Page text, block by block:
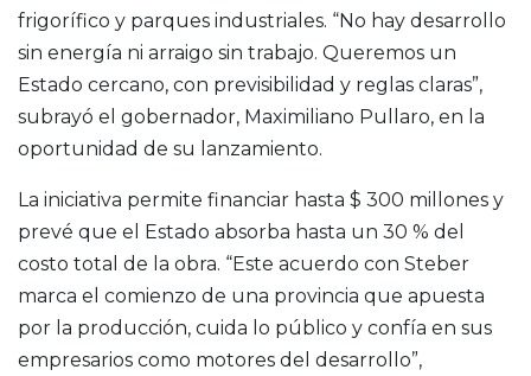
frigorífico y parques industriales. “No hay desarrollo
sin energía ni arraigo sin trabajo. Queremos un
Estado cercano, con previsibilidad y reglas claras”,
subrayó el gobernador, Maximiliano Pullaro, en la
oportunidad de su lanzamiento.
La iniciativa permite financiar hasta $ 300 millones y
prevé que el Estado absorba hasta un 30 % del
costo total de la obra. “Este acuerdo con Steber
marca el comienzo de una provincia que apuesta
por la producción, cuida lo público y confía en sus
empresarios como motores del desarrollo”,